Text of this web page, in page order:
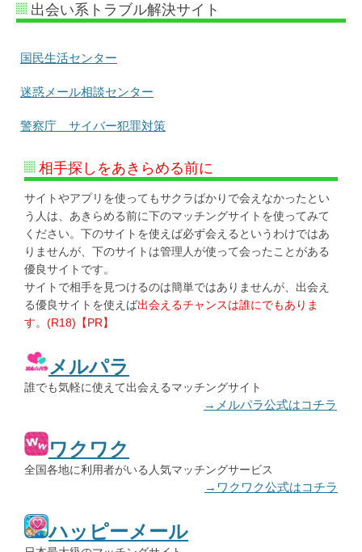
出会い系トラブル解決サイト
国民生活センター
迷惑メール相談センター
警察庁 サイバー犯罪対策
相手探しをあきらめる前に
サイトやアプリを使ってもサクラばかりで会えなかったとい
う人は、あきらめる前に下のマッチングサイトを使ってみて
ください。下のサイトを使えば必ず会えるというわけではあ
りませんが、下のサイトは管理人が使って会ったことがある
優良サイトです。
サイトで相手を見つけるのは簡単ではありませんが、出会え
る優良サイトを使えば出会えるチャンスは誰にでもありま
す。 (R18)【PR】
メルパラ
誰でも気軽に使えて出会えるマッチングサイト
→メルパラ公式はコチラ
ワクワク
全国各地に利用者がいる人気マッチングサービス
→ワクワク公式はコチラ
ハッピーメール